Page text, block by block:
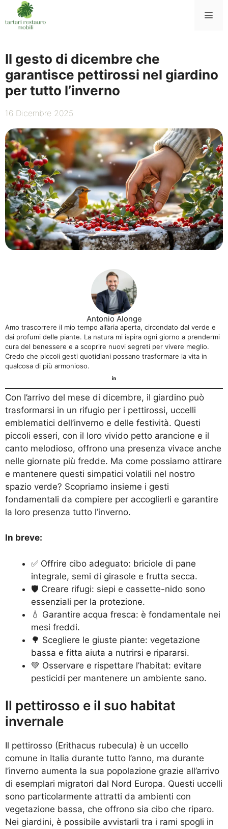
al
contenuto
Il gesto di dicembre che
garantisce pettirossi nel giardino
per tutto l’inverno
16 Dicembre 2025
Antonio Alonge
Amo trascorrere il mio tempo all’aria aperta, circondato dal verde e
dai profumi delle piante. La natura mi ispira ogni giorno a prendermi
cura del benessere e a scoprire nuovi segreti per vivere meglio.
Credo che piccoli gesti quotidiani possano trasformare la vita in
qualcosa di più armonioso.
Con l’arrivo del mese di dicembre, il giardino può
trasformarsi in un rifugio per i pettirossi, uccelli
emblematici dell’inverno e delle festività. Questi
piccoli esseri, con il loro vivido petto arancione e il
canto melodioso, offrono una presenza vivace anche
nelle giornate più fredde. Ma come possiamo attirare
e mantenere questi simpatici volatili nel nostro
spazio verde? Scopriamo insieme i gesti
fondamentali da compiere per accoglierli e garantire
la loro presenza tutto l’inverno.
In breve:
✅ Offrire cibo adeguato: briciole di pane
integrale, semi di girasole e frutta secca.
🛡️ Creare rifugi: siepi e cassette-nido sono
essenziali per la protezione.
💧 Garantire acqua fresca: è fondamentale nei
mesi freddi.
🌳 Scegliere le giuste piante: vegetazione
bassa e fitta aiuta a nutrirsi e ripararsi.
💚 Osservare e rispettare l’habitat: evitare
pesticidi per mantenere un ambiente sano.
Il pettirosso e il suo habitat
invernale
Il pettirosso (Erithacus rubecula) è un uccello
comune in Italia durante tutto l’anno, ma durante
l’inverno aumenta la sua popolazione grazie all’arrivo
di esemplari migratori dal Nord Europa. Questi uccelli
sono particolarmente attratti da ambienti con
vegetazione bassa, che offrono sia cibo che riparo.
Nei giardini, è possibile avvistarli tra i rami spogli in